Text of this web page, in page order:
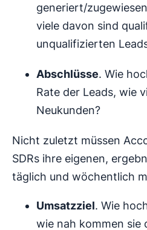
generiert/
viele davon sind
unqualifizierten
Abschlüsse. Wie
Rate der Leads, wie
Neukunden?
Nicht zuletzt müssen
SDRs ihre eigenen,
täglich und wöchentlich
Umsatzziel. Wie
wie nah kommen sie